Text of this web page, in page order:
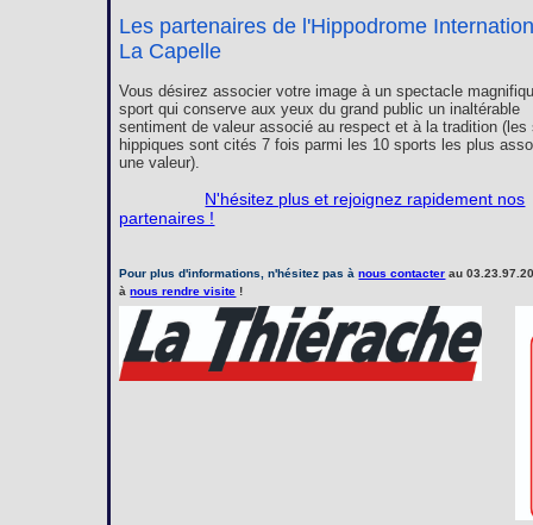
Les partenaires de l'Hippodrome
La Capelle
Vous désirez associer votre image à un spectacle
sport qui conserve aux yeux du grand public un inaltérable
sentiment de valeur associé au respect et à la tradition (les
hippiques sont cités 7 fois parmi les 10 sports les plus
une valeur).
N'hésitez plus et rejoignez rapidement nos
partenaires !
Pour plus d'informations, n'hésitez pas ànous contacter au
ànous rendre visite !